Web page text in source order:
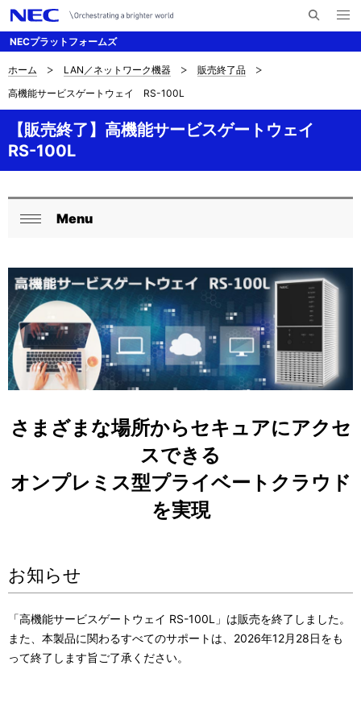
NECプラットフォームズ
メ
ニ
ナ
ビ
ー
ョ
サ
イ
ト
内
の
現
位
置
を
表
し
い
。
ホーム LAN／ネットワーク機器
販売終了品
高機能サービスゲートウェイ RS-100L
【販売終了】高機能サービスゲートウェイ
RS-100L
ロ
カ
ル
ナ
ビ
ー
ョ
る
Menu
さまざまな場所からセキュアにアクセ
スできる
オンプレミス型プライベートクラウド
を実現
お知らせ
「高機能サービスゲートウェイ RS-100L」は販売を終了しました。
また、本製品に関わるすべてのサポートは、2026年12月28日をも
って終了します旨ご了承ください。